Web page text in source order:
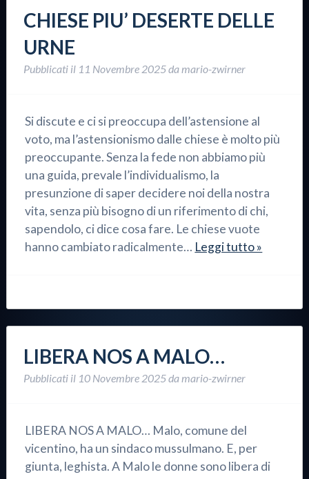
CHIESE PIU’ DESERTE DELLE
URNE
Pubblicati il 11 Novembre 2025da mario-zwirner
Si discute e ci si preoccupa dell’astensione al
voto, ma l’astensionismo dalle chiese è molto più
preoccupante. Senza la fede non abbiamo più
una guida, prevale l’individualismo, la
presunzione di saper decidere noi della nostra
vita, senza più bisogno di un riferimento di chi,
sapendolo, ci dice cosa fare. Le chiese vuote
hanno cambiato radicalmente… Leggi tutto »
LIBERA NOS A MALO…
Pubblicati il 10 Novembre 2025da mario-zwirner
LIBERA NOS A MALO… Malo, comune del
vicentino, ha un sindaco mussulmano. E, per
giunta, leghista. A Malo le donne sono libera di